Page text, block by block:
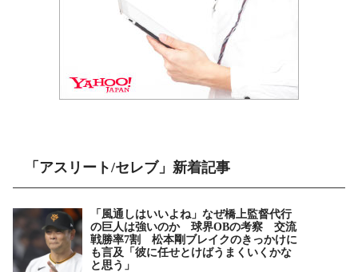
「アスリート/セレブ」新着記事
「風通しはいいよね」なぜ橋上監督代行
の巨人は強いのか 球界OBの考察 交流
戦勝率7割 松本剛ブレイクのきっかけに
も言及「彼に任せとけばうまくいくかな
と思う」